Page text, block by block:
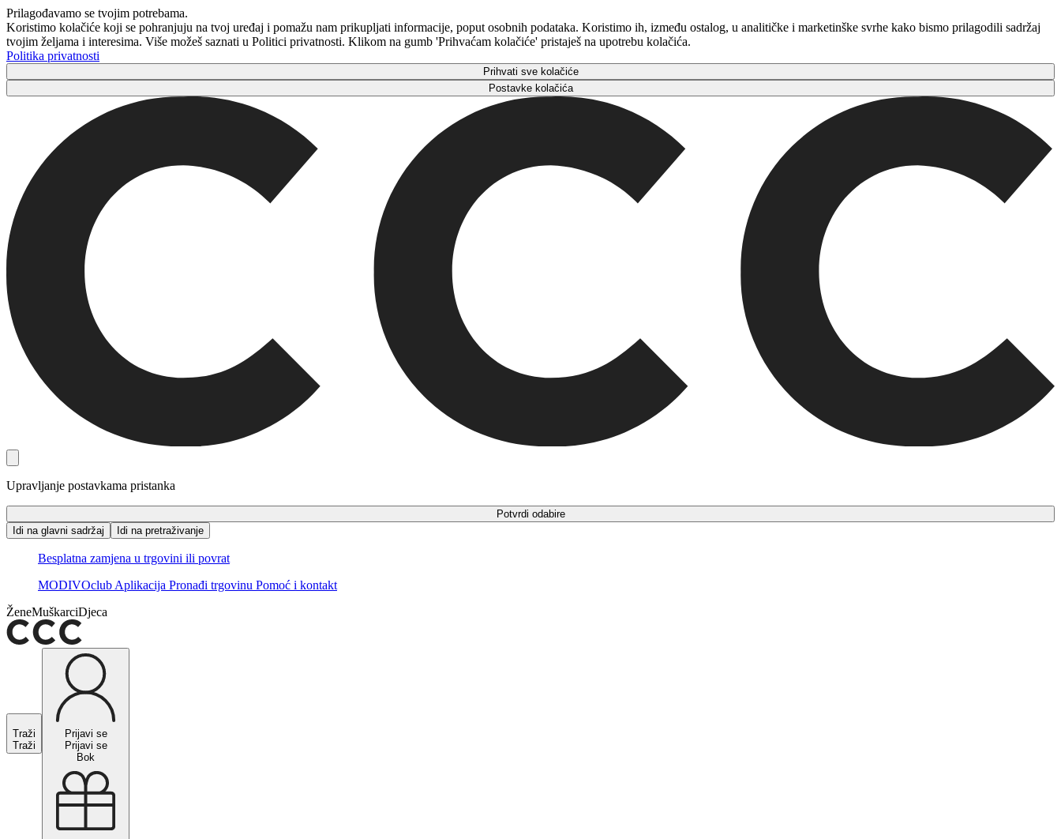
Prilagođavamo se tvojim potrebama.
Koristimo kolačiće koji se pohranjuju na tvoj uređaj i pomažu nam prikupljati informacije, poput osobnih podataka. Koristimo ih, između ostalog, u analitičke i marketinške svrhe kako bismo prilagodili sadržaj
tvojim željama i interesima. Više možeš saznati u Politici privatnosti. Klikom na gumb 'Prihvaćam kolačiće' pristaješ na upotrebu kolačića.
Politika privatnosti
Prihvati sve kolačiće
Postavke kolačića
Upravljanje postavkama pristanka
Potvrdi odabire
Idi na glavni sadržaj
Idi na pretraživanje
Besplatna zamjena u trgovini ili povrat
MODIVOclub Aplikacija Pronađi trgovinu Pomoć i kontakt
ŽeneMuškarciDjeca
Traži
Traži
Prijavi se
Prijavi se
Bok